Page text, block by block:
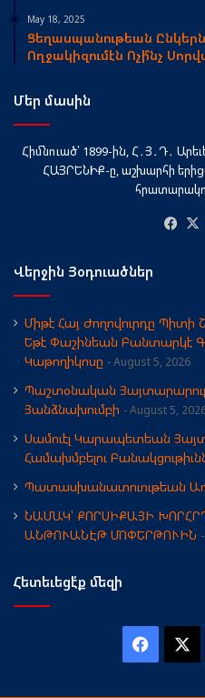
May 18, 2025
Ցեղասպանութեան
Ողջակիզումէն Ոչի՞նչ
Մեր մասին
Հիմնուած՝ 1899-ին, Հ․Յ․Դ․
ՀԱՅՐԵՆԻՔ-ը, աշխարհի
Վերջին Յօդուածներ
Միթէ Հայ Ժողովուրդը Պիտի
Եթէ Փաշինեան Բանտարկէ
Կաթողիկոսը
August 5, 2026
Պաշտօնական
Յանձնախումբի
August 5,
Սամուէլ Կարապետեան
Համախմբելու
Պատասխանատուութեան
ՆԱՄԱԿ՝ ՔՈՐՍԻՔԱՅԻ
ԱՆԹՈՒԱՆԷԹ ՄՈՓԵՐԹՈՒԻՆ
Հետեւեցէ՛ք մեզի